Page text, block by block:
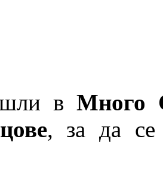
в Много
, за да се